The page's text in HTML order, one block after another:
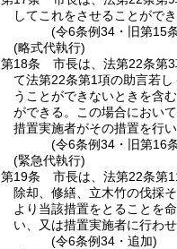
してこれをさせることができ
(令6条例34・旧第15
(略式代執行)
第18条
市長は、法第22条第
て法第22条第1項の助言若
うことができないときを含
ができる。
この場合におい
措置実施者がその措置を行
(令6条例34・旧第16
(緊急代執行)
第19条
市長は、法第22条第
除却、修繕、立木竹の伐採
より当該措置をとることを
い、又は措置実施者に行わ
(令6条例34・追加)